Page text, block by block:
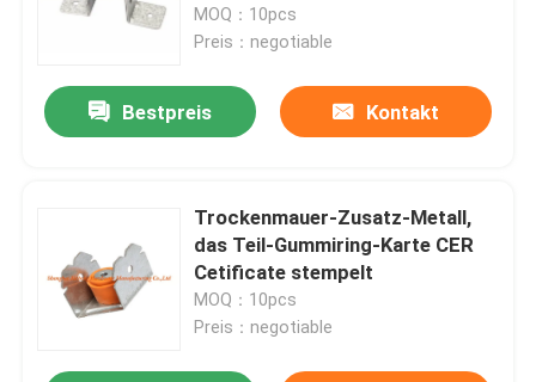
MOQ：10pcs
Preis：negotiable
Bestpreis Kontakt
Trockenmauer-Zusatz-Metall,
das Teil-Gummiring-Karte CER
Cetificate stempelt
MOQ：10pcs
Preis：negotiable